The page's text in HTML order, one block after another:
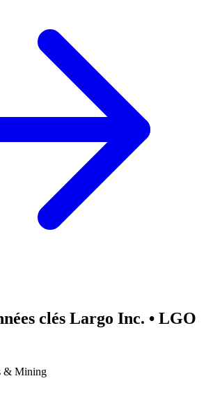
clés Largo Inc. • LGO
& Mining